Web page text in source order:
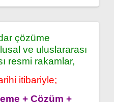
çözüme
ve uluslararası
resmi rakamlar,
itibariyle;
+ Çözüm +